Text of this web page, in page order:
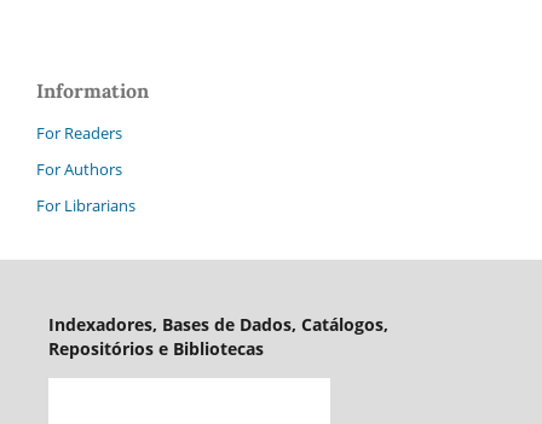
Information
For Readers
For Authors
For Librarians
Indexadores, Bases de Dados, Catálogos,
Repositórios e Bibliotecas